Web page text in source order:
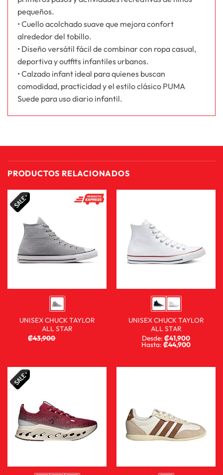
pequeños.
• Cuello acolchado suave que mejora confort
alrededor del tobillo.
• Diseño versátil fácil de combinar con ropa casual,
deportiva y outfits infantiles urbanos.
• Calzado infant ideal para quienes buscan
comodidad, practicidad y el estilo clásico PUMA
Suede para uso diario infantil.
PRODUCTOS RELACIONADOS
UNISEX CHUCK TAYLOR
ALL STAR
₡43,900
UNISEX CHUCK TAYLOR
ALL STAR
Desde: ₡41,900
Hasta: ₡44,900